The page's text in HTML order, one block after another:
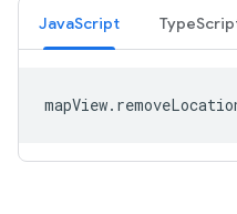
JavaScript
mapView.